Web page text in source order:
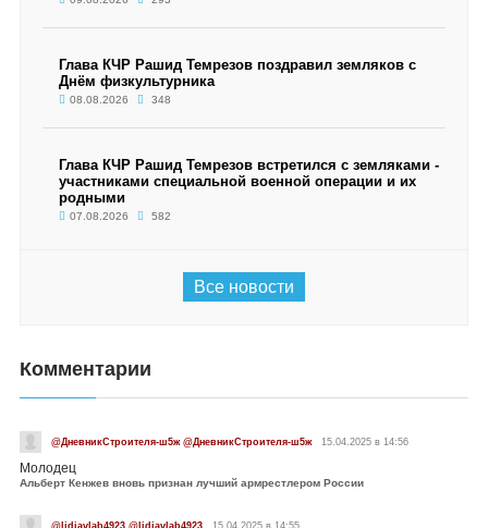
Глава КЧР Рашид Темрезов поздравил земляков с
Днём физкультурника
08.08.2026 348
Глава КЧР Рашид Темрезов встретился с земляками -
участниками специальной военной операции и их
родными
07.08.2026 582
Все новости
Комментарии
@ДневникСтроителя-ш5ж @ДневникСтроителя-ш5ж 15.04.2025 в 14:56
Молодец
Альберт Кенжев вновь признан лучший армрестлером России
@lidiavlab4923 @lidiavlab4923 15.04.2025 в 14:55